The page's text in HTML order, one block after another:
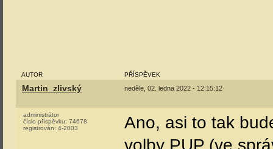
AUTOR PŘÍSPĚVEK
Martin_zlivský neděle, 02. ledna 2022 - 12:15:12
administrátor
číslo příspěvku: 74678
registrován: 4-2003
Ano, asi to tak
volby PUP (ve